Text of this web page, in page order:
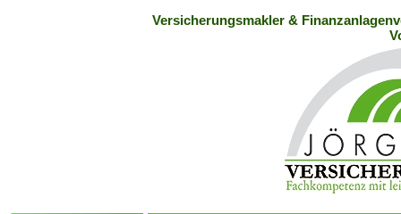
Versicherungsmakler &